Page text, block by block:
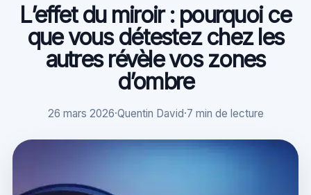
L’effet du miroir : pourquoi ce
que vous détestez chez les
autres révèle vos zones
d’ombre
26 mars 2026·Quentin David·7 min de lecture